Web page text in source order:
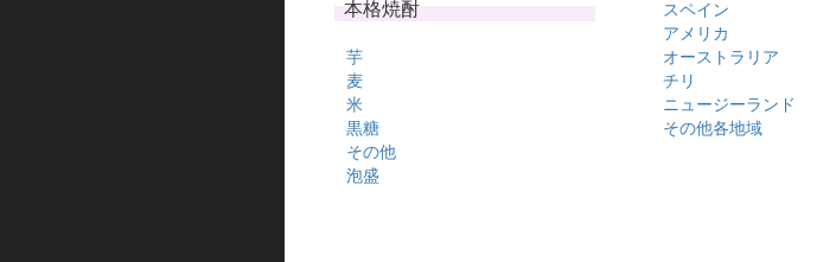
本格焼酎
芋
麦
米
黒糖
その他
泡盛
スペイン
アメリカ
オーストラリア
チリ
ニュージーランド
その他各地域